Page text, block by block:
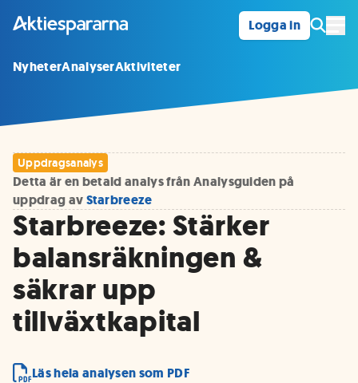
Logga in
NyheterAnalyserAktiviteter
Uppdragsanalys
Detta är en betald analys från Analysguiden på
uppdrag avStarbreeze
Starbreeze: Stärker
balansräkningen &
säkrar upp
tillväxtkapital
Läs hela analysen som PDF